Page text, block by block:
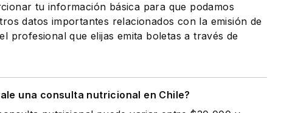
tu información básica para que podamos
datos importantes relacionados con la emisión de
profesional que elijas emita boletas a través de
una consulta nutricional en Chile?